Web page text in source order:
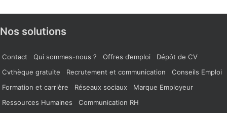
Nos solutions
Contact Qui sommes-nous ? Offres d’emploi
Dépôt de CV
Cvthèque gratuite
Recrutement et communication
Conseils Emploi
Formation et carrière
Réseaux sociaux
Marque Employeur
Ressources Humaines
Communication RH